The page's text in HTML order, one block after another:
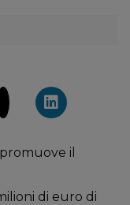
il
di euro di